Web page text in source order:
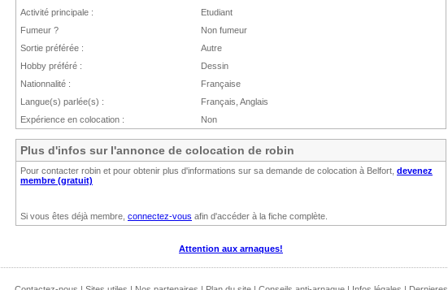
Activité principale :
Etudiant
Fumeur ?
Non fumeur
Sortie préférée :
Autre
Hobby préféré :
Dessin
Nationnalité :
Française
Langue(s) parlée(s) :
Français, Anglais
Expérience en colocation :
Non
Plus d'infos sur l'annonce de colocation de robin
Pour contacter robin et pour obtenir plus d'informations sur sa demande de colocation à Belfort, devenez
membre (gratuit)
Si vous êtes déjà membre, connectez-vous afin d'accéder à la fiche complète.
Attention aux arnaques!